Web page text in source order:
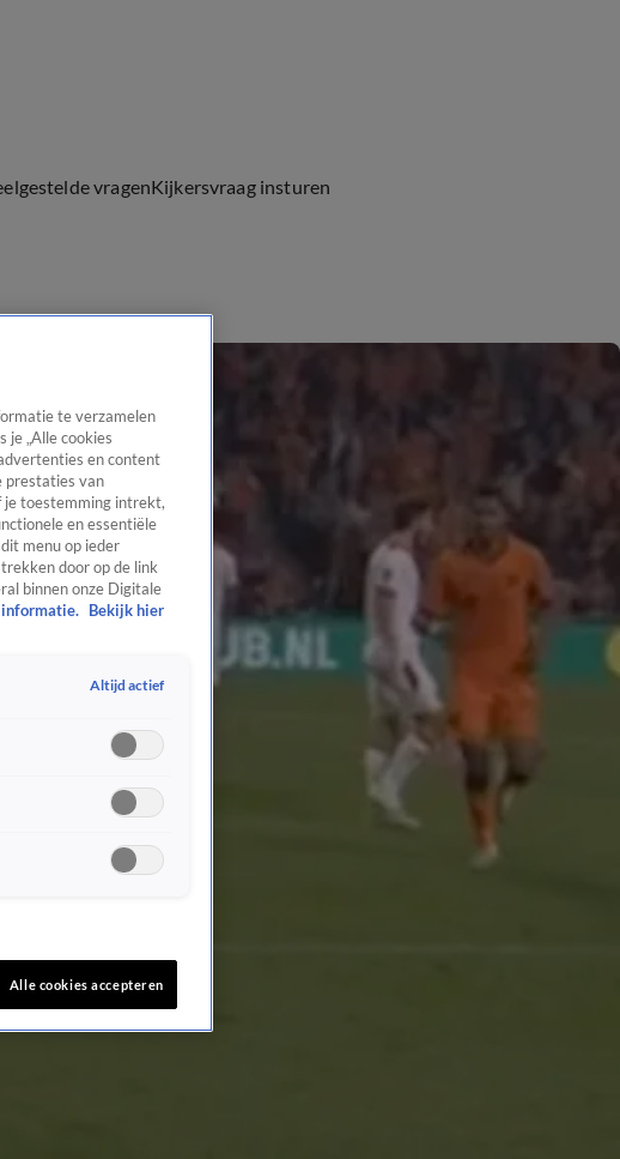
vragenKijkersvraag insturen
te verzamelen
je „Alle cookies
en content
prestaties van
je toestemming intrekt,
en essentiële
menu op ieder
door op de link
binnen onze Digitale
informatie.
Bekijk hier
Altijd actief
Alle cookies accepteren